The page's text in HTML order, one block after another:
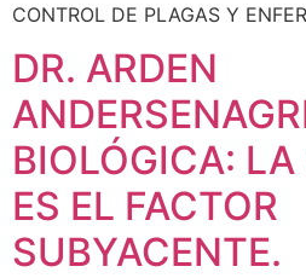
CONTROL DE PLAGAS Y
DR. ARDEN
BIOLÓGICA:
ES EL FACTOR
SUBYACENTE.